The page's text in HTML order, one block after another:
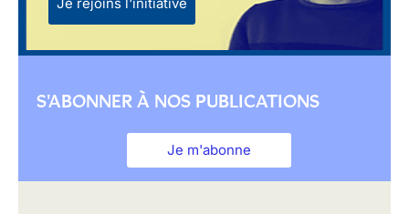
S'ABONNER À NOS PUBLICATIONS
Je m'abonne